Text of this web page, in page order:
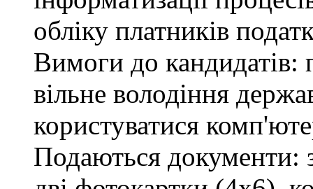
обліку платників
Вимоги до кандидатів:
вільне володіння
користуватися
Подаються документи: